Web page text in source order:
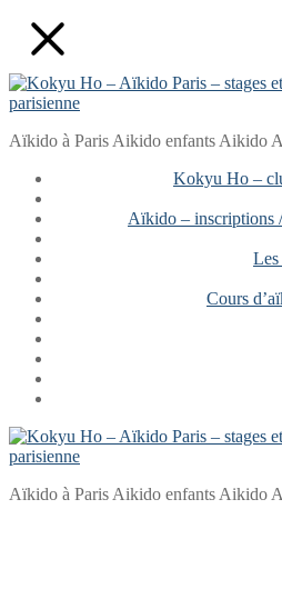
contenu
Menu
Aïkido à Paris Aikido enfants Aikido
Kokyu Ho –
Aïkido – inscriptions
Les
Cours
Aïkido à Paris Aikido enfants Aikido